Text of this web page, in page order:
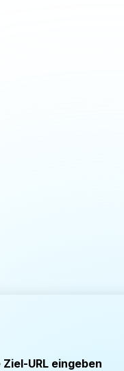
Ziel-URL eingeben